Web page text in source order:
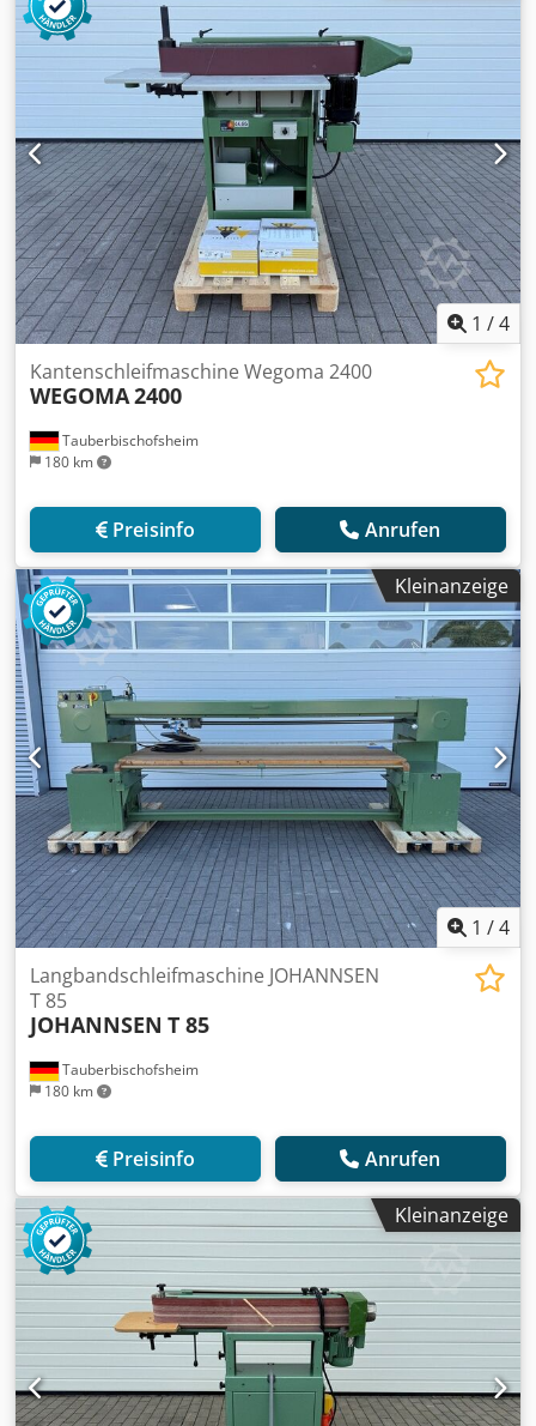
1 /4
Tauberbischofsheim
180 km
Kantenschleifmaschine Wegoma 2400
WEGOMA2400
Preisinfo Anrufen
Kleinanzeige
1 /4
Tauberbischofsheim
180 km
Langbandschleifmaschine JOHANNSEN
T 85
JOHANNSEN T 85
Preisinfo Anrufen
Kleinanzeige